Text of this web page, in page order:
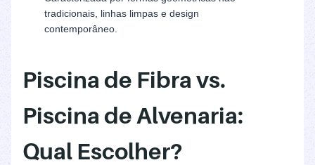
tradicionais, linhas limpas e design
contemporâneo.
Piscina de Fibra vs.
Piscina de Alvenaria:
Qual Escolher?